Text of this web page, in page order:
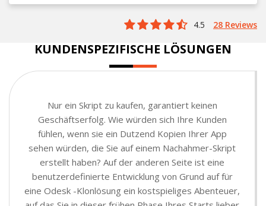
4.5 28 Reviews
KUNDENSPEZIFISCHE LÖSUNGEN
Nur ein Skript zu kaufen, garantiert keinen
Geschäftserfolg. Wie würden sich Ihre Kunden
fühlen, wenn sie ein Dutzend Kopien Ihrer App
sehen würden, die Sie auf einem Nachahmer-Skript
erstellt haben? Auf der anderen Seite ist eine
benutzerdefinierte Entwicklung von Grund auf für
eine Odesk -Klonlösung ein kostspieliges Abenteuer,